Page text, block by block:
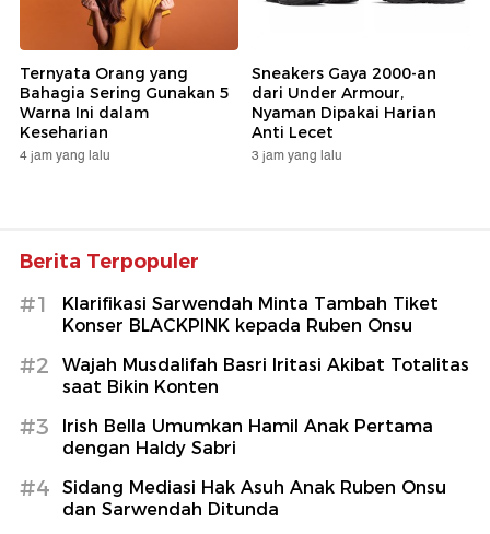
Ternyata Orang yang
Bahagia Sering Gunakan 5
Warna Ini dalam
Keseharian
4 jam yang lalu
Sneakers Gaya 2000-an
dari Under Armour,
Nyaman Dipakai Harian
Anti Lecet
3 jam yang lalu
Berita Terpopuler
#1
Klarifikasi Sarwendah Minta Tambah Tiket
Konser BLACKPINK kepada Ruben Onsu
#2
Wajah Musdalifah Basri Iritasi Akibat Totalitas
saat Bikin Konten
#3
Irish Bella Umumkan Hamil Anak Pertama
dengan Haldy Sabri
#4
Sidang Mediasi Hak Asuh Anak Ruben Onsu
dan Sarwendah Ditunda